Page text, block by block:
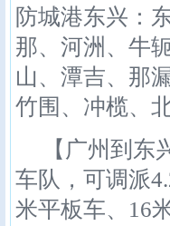
防城港东兴：
那、河洲、牛
山、潭吉、那
竹围、冲榄、
【广州到东
车队，可调派
米平板车、16